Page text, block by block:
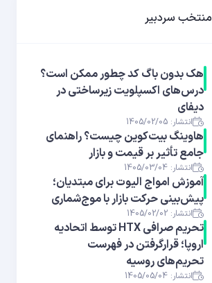
منتخب سردبیر
هک بدون باگ کد چطور ممکن است؟
درس‌های اکسپلویت زیرساختی در
دیفای
انتشار: 1405/02/05
هاوینگ بیت‌کوین چیست؟ راهنمای
جامع تأثیر بر قیمت و بازار
انتشار: 1405/03/04
آموزش امواج الیوت برای مبتدیان؛
پیش‌بینی حرکت بازار با موج‌شماری
انتشار: 1405/02/02
تحریم صرافی HTX توسط اتحادیه
اروپا؛ قرارگرفتن در فهرست
تحریم‌های روسیه
انتشار: 1405/05/04